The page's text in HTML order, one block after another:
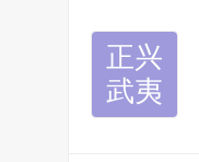
正兴
武夷